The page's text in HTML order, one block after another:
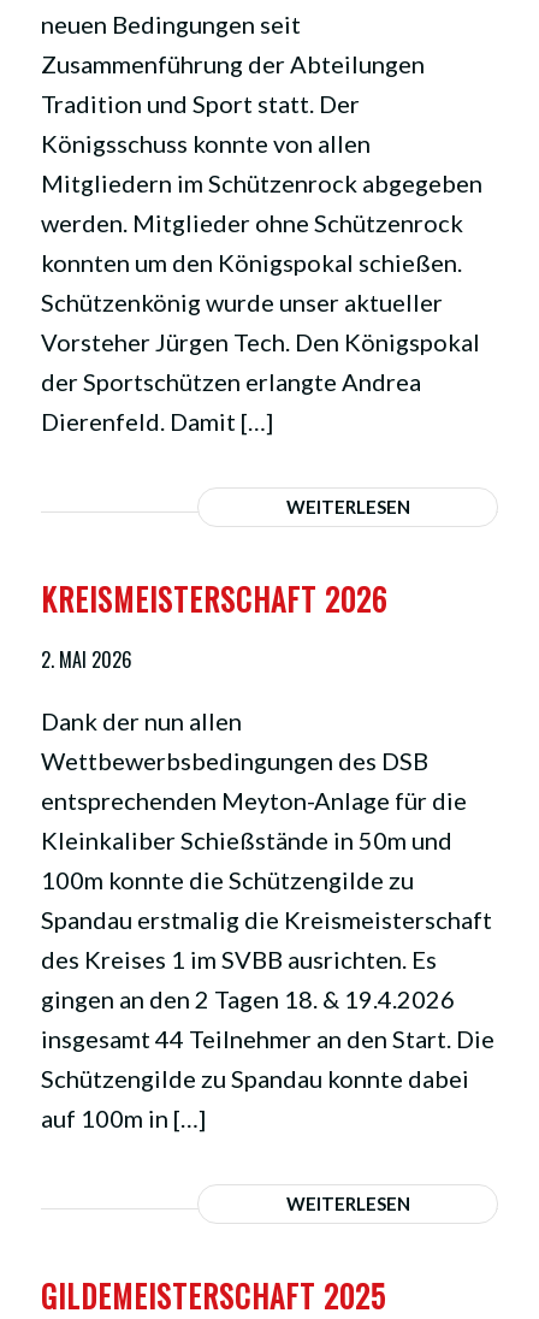
neuen Bedingungen seit
Zusammenführung der Abteilungen
Tradition und Sport statt. Der
Königsschuss konnte von allen
Mitgliedern im Schützenrock abgegeben
werden. Mitglieder ohne Schützenrock
konnten um den Königspokal schießen.
Schützenkönig wurde unser aktueller
Vorsteher Jürgen Tech. Den Königspokal
der Sportschützen erlangte Andrea
Dierenfeld. Damit […]
WEITERLESEN
KREISMEISTERSCHAFT 2026
2. MAI 2026
Dank der nun allen
Wettbewerbsbedingungen des DSB
entsprechenden Meyton-Anlage für die
Kleinkaliber Schießstände in 50m und
100m konnte die Schützengilde zu
Spandau erstmalig die Kreismeisterschaft
des Kreises 1 im SVBB ausrichten. Es
gingen an den 2 Tagen 18. & 19.4.2026
insgesamt 44 Teilnehmer an den Start. Die
Schützengilde zu Spandau konnte dabei
auf 100m in […]
WEITERLESEN
GILDEMEISTERSCHAFT 2025